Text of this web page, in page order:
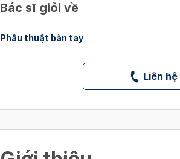
Bác sĩ giỏi về
Phẫu thuật bàn tay
Liên